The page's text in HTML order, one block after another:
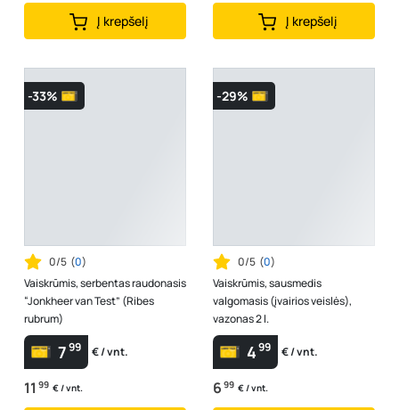
Į krepšelį Į krepšelį
-33%
0/5 (0)
Vaiskrūmis, serbentas raudonasis
“Jonkheer van Test” (Ribes
rubrum)
799 € / vnt.
11 99 € / vnt.
-29%
0/5 (0)
Vaiskrūmis, sausmedis
valgomasis (įvairios veislės),
vazonas 2 l.
499 € / vnt.
6 99 € / vnt.